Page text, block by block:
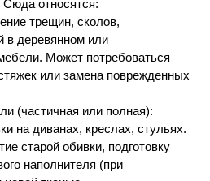
Сюда относятся:
трещин, сколов,
в деревянном или
Может потребоваться
или замена поврежденных
(частичная или полная):
на диванах, креслах, стульях.
старой обивки, подготовку
наполнителя (при